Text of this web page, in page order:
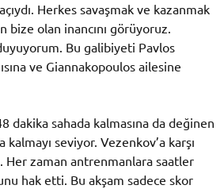
Herkes savaşmak ve kazanmak
bize olan inancını görüyoruz.
Bu galibiyeti Pavlos
ve Giannakopoulos ailesine
dakika sahada kalmasına da değinen
seviyor. Vezenkov’a karşı
Her zaman antrenmanlara saatler
hak etti. Bu akşam sadece skor